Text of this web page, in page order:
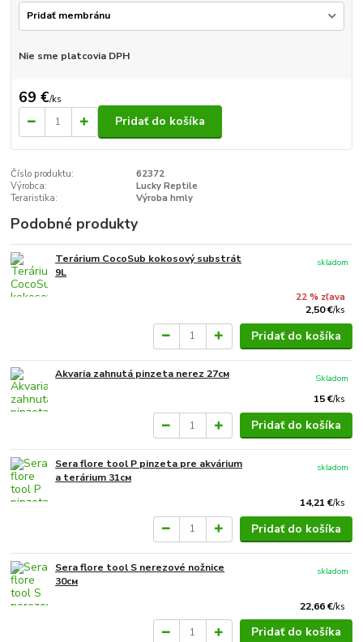
Nie sme platcovia DPH
69 €/ks
Pridať do košíka
Číslo produktu:
62372
Výrobca:
Lucky Reptile
Teraristika:
Výroba hmly
Podobné produkty
Terárium CocoSub kokosový substrát
9L
22 % zľava
2,50 €/ks
skladom
Pridať do košíka
Akvaria zahnutá pinzeta nerez 27см
15 €/ks
Skladom
Pridať do košíka
Sera flore tool P pinzeta pre akvárium
a terárium 31см
14,21 €/ks
skladom
Pridať do košíka
Sera flore tool S nerezové nožnice
30см
22,66 €/ks
skladom
Pridať do košíka